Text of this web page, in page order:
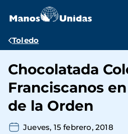
contenido
Ruta
navegación
Toledo
Chocolatada
Franciscanos
de la Orden
Jueves, 15 febrero, 2018